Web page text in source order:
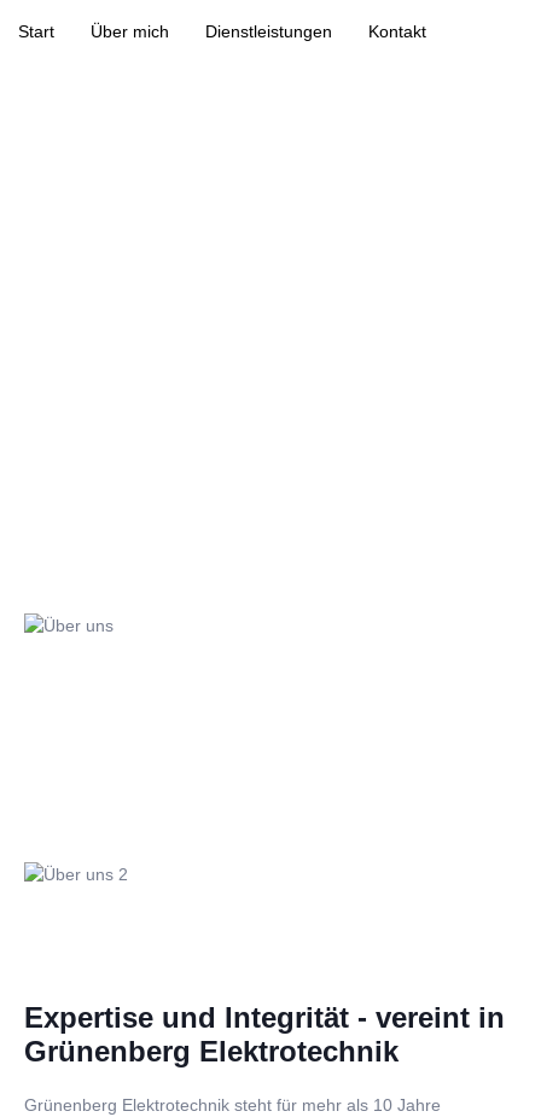
Start Über mich Dienstleistungen Kontakt
Expertise und Integrität - vereint in
Grünenberg Elektrotechnik
Grünenberg Elektrotechnik steht für mehr als 10 Jahre